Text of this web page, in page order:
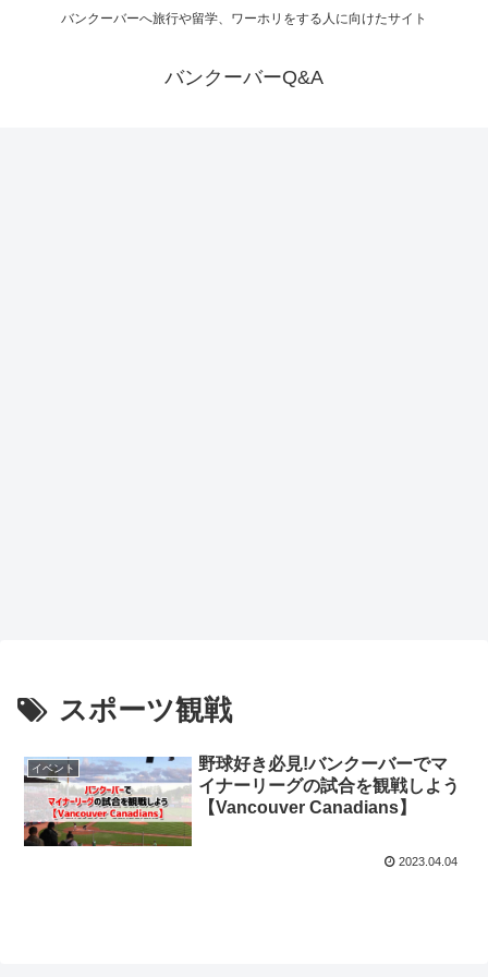
バンクーバーへ旅行や留学、ワーホリをする人に向けたサイト
バンクーバーQ&A
スポーツ観戦
イベント
野球好き必見!バンクーバーでマ
イナーリーグの試合を観戦しよう
【Vancouver Canadians】
2023.04.04